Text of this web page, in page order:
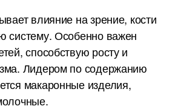
влияние на зрение, кости
систему. Особенно важен
способствую росту и
Лидером по содержанию
макаронные изделия,